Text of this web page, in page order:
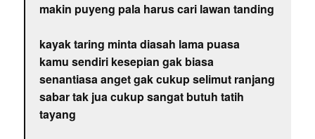
makin puyeng pala harus cari lawan tanding
kayak taring minta diasah lama puasa
kamu sendiri kesepian gak biasa
senantiasa anget gak cukup selimut ranjang
sabar tak jua cukup sangat butuh tatih
tayang